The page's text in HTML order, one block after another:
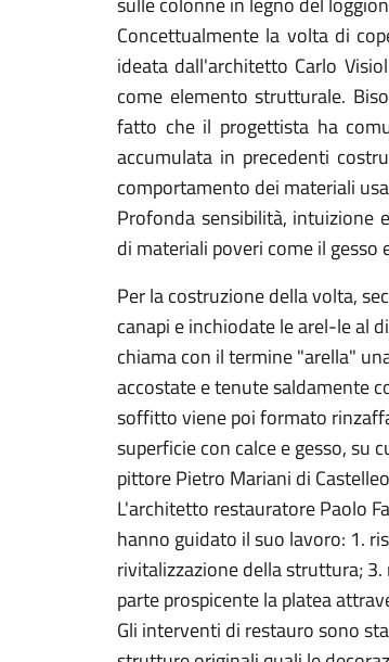
Concettualmente la volta di
ideata dall'architetto Carlo
come elemento strutturale.
fatto che il progettista ha
accumulata in precedenti
comportamento dei materiali
Profonda sensibilità, intuizione
di materiali poveri come il gesso
Per la costruzione della volta,
canapi e inchiodate le arel-le al
chiama con il termine "arella"
accostate e tenute saldamente
soffitto viene poi formato
superficie con calce e gesso, su
pittore Pietro Mariani di
L'architetto restauratore Paolo
hanno guidato il suo lavoro: 1.
rivitalizzazione della struttura;
parte prospicente la platea
Gli interventi di restauro sono